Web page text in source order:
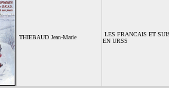
THIEBAUD Jean-Marie
LES FRANCAIS ET
EN URSS